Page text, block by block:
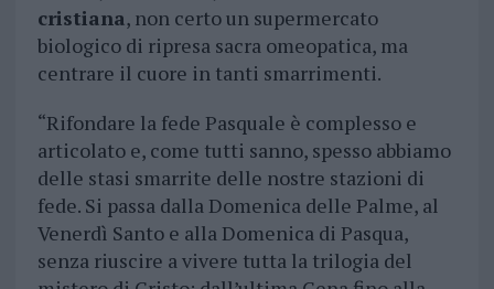
cristiana, non certo un supermercato
biologico di ripresa sacra omeopatica, ma
centrare il cuore in tanti smarrimenti.
“Rifondare la fede Pasquale è complesso e
articolato e, come tutti sanno, spesso abbiamo
delle stasi smarrite delle nostre stazioni di
fede. Si passa dalla Domenica delle Palme, al
Venerdì Santo e alla Domenica di Pasqua,
senza riuscire a vivere tutta la trilogia del